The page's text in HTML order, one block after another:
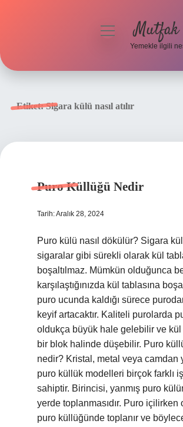
menüyüMutfak
Yemekle ilgili
Etiket:Sigara külü nasıl atılır
Puro Küllüğü Nedir
Tarih: Aralık 28, 2024
Puro külü nasıl dökülür? Sigara
sigaralar gibi sürekli olarak kül
boşaltılmaz. Mümkün olduğunca
karşılaştığınızda kül tablasına
puro ucunda kaldığı sürece
keyif artacaktır. Kaliteli purolarda
oldukça büyük hale gelebilir ve kül
bir blok halinde düşebilir. Puro
nedir? Kristal, metal veya camdan
puro küllük modelleri birçok farklı
sahiptir. Birincisi, yanmış puro
yerde toplanmasıdır. Puro içilirken
puro küllüğünde toplanır ve